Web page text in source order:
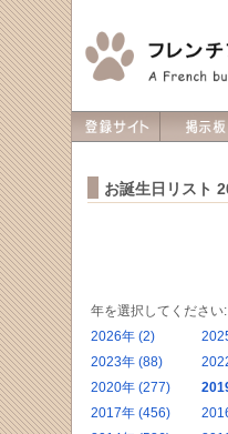
お誕生日リスト
年を選択してください:
2026年 (2)
2023年 (88)
2020年 (277)
2017年 (456)